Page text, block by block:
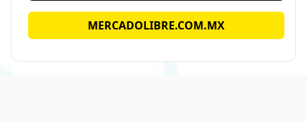
MERCADOLIBRE.COM.MX